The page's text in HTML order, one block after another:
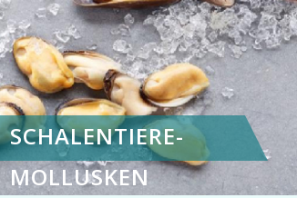
SCHALENTIERE-
MOLLUSKEN